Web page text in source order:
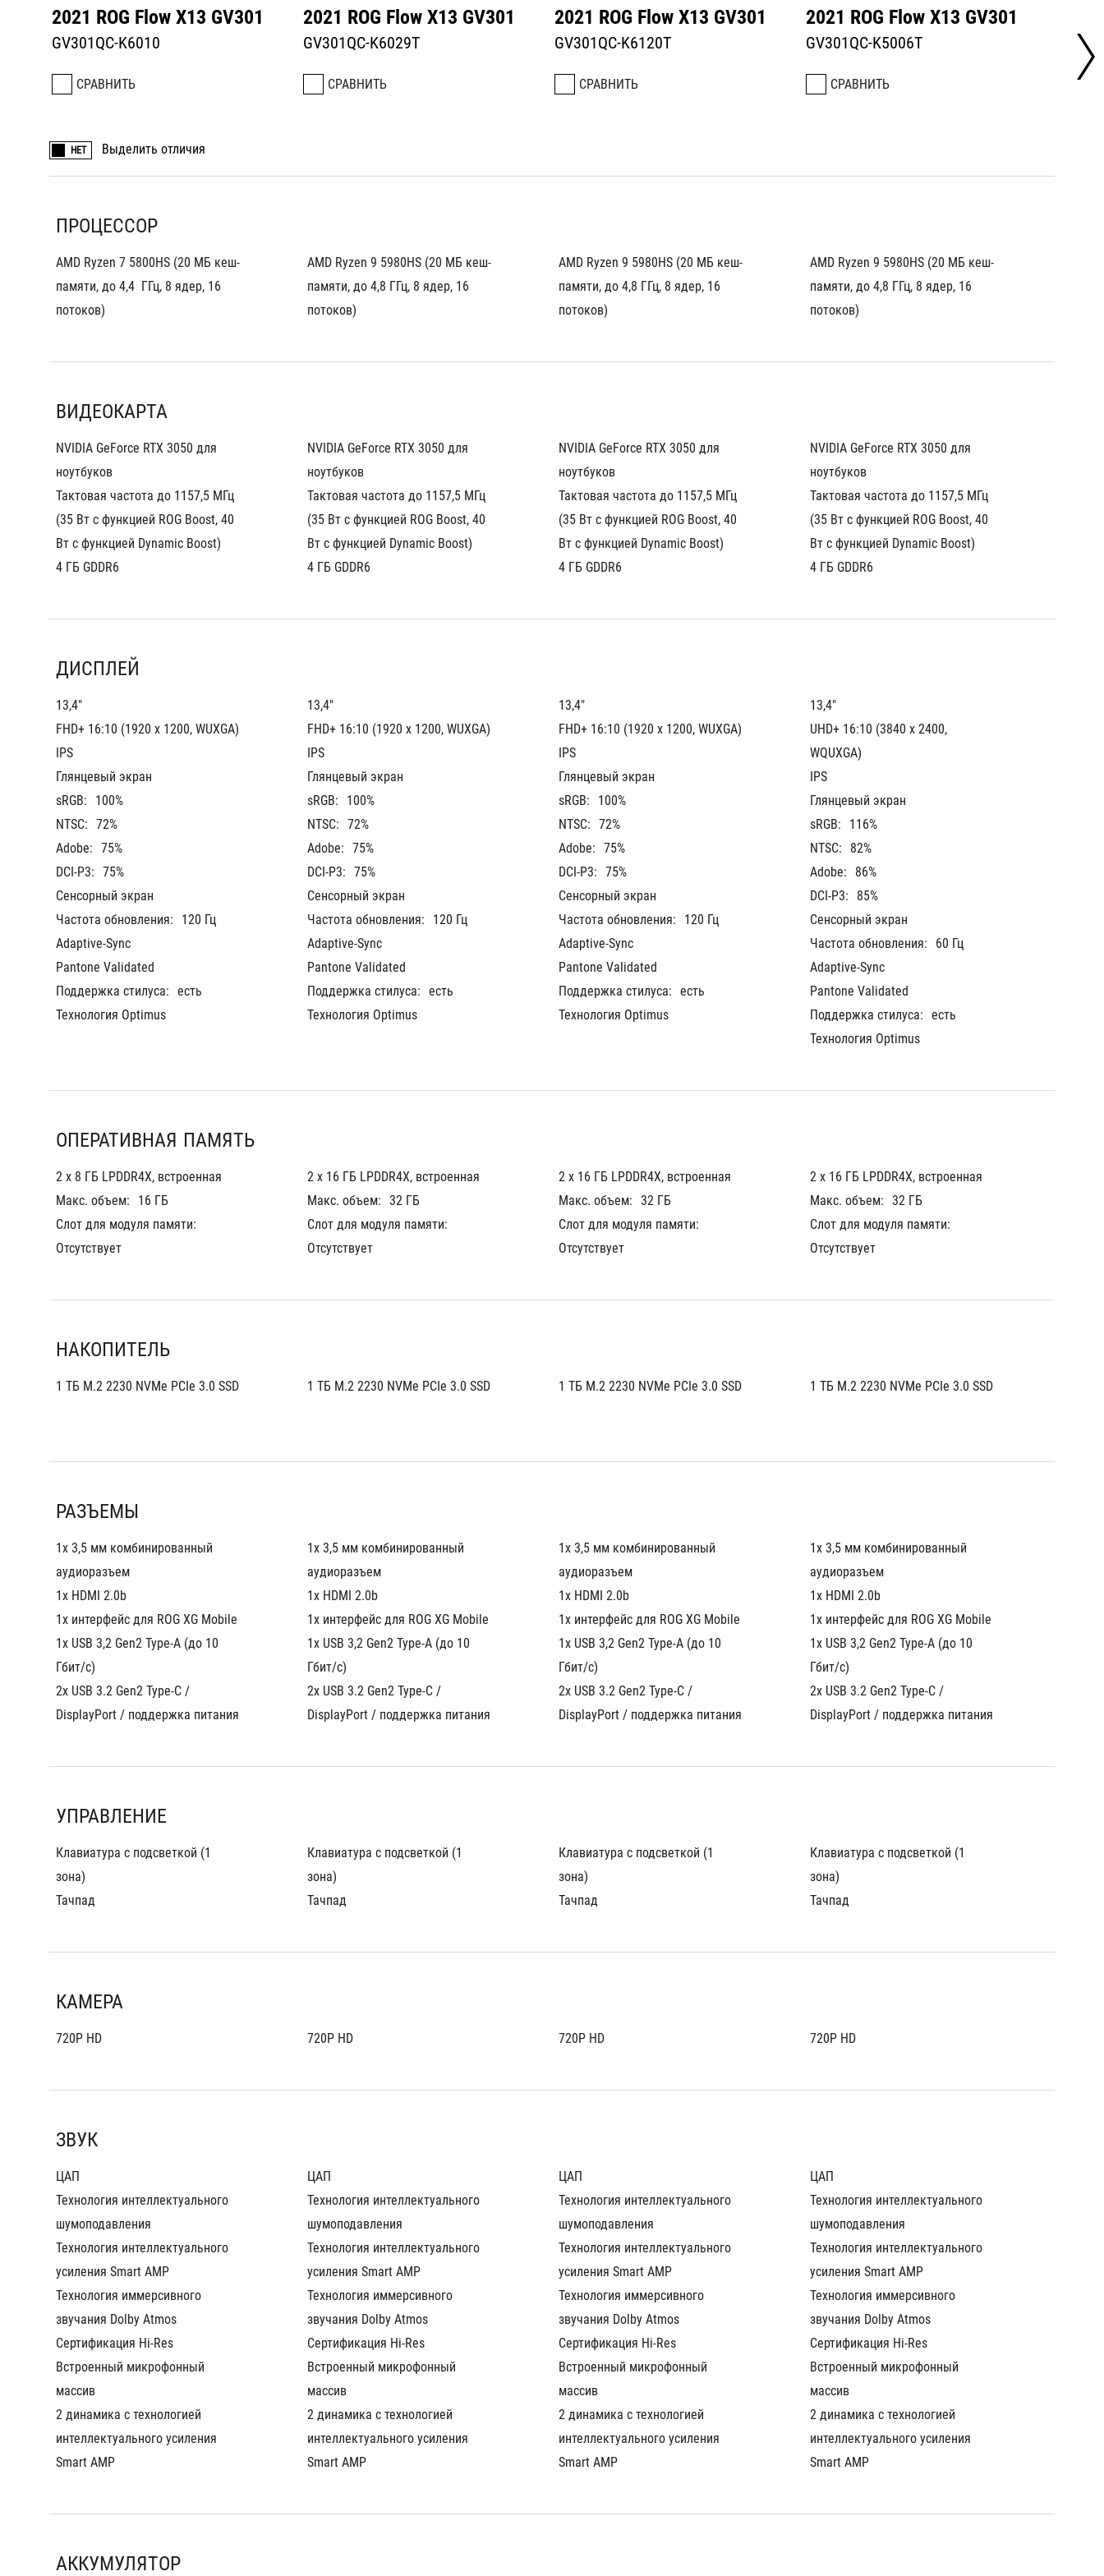
2021 ROG Flow X13 GV301
GV301QC-K6010
СРАВНИТЬ
2021 ROG Flow X13 GV301
GV301QC-K6029T
СРАВНИТЬ
2021 ROG Flow X13 GV301
GV301QC-K6120T
СРАВНИТЬ
2021 ROG Flow X13 GV301
GV301QC-K5006T
СРАВНИТЬ
НЕТ Выделить отличия
ПРОЦЕССОР
AMD Ryzen 7 5800HS (20 МБ кеш-
памяти, до 4,4  ГГц, 8 ядер, 16
потоков)
AMD Ryzen 9 5980HS (20 МБ кеш-
памяти, до 4,8 ГГц, 8 ядер, 16
потоков)
AMD Ryzen 9 5980HS (20 МБ кеш-
памяти, до 4,8 ГГц, 8 ядер, 16
потоков)
AMD Ryzen 9 5980HS (20 МБ кеш-
памяти, до 4,8 ГГц, 8 ядер, 16
потоков)
ВИДЕОКАРТА
NVIDIA GeForce RTX 3050 для
ноутбуков
Тактовая частота до 1157,5 МГц
(35 Вт с функцией ROG Boost, 40
Вт с функцией Dynamic Boost)
4 ГБ GDDR6
NVIDIA GeForce RTX 3050 для
ноутбуков
Тактовая частота до 1157,5 МГц
(35 Вт с функцией ROG Boost, 40
Вт с функцией Dynamic Boost)
4 ГБ GDDR6
NVIDIA GeForce RTX 3050 для
ноутбуков
Тактовая частота до 1157,5 МГц
(35 Вт с функцией ROG Boost, 40
Вт с функцией Dynamic Boost)
4 ГБ GDDR6
NVIDIA GeForce RTX 3050 для
ноутбуков
Тактовая частота до 1157,5 МГц
(35 Вт с функцией ROG Boost, 40
Вт с функцией Dynamic Boost)
4 ГБ GDDR6
ДИСПЛЕЙ
13,4"
FHD+ 16:10 (1920 x 1200, WUXGA)
IPS
Глянцевый экран
sRGB:
100%
NTSC: 72%
Adobe: 75%
DCI-P3: 75%
Сенсорный экран
Частота обновления:
120 Гц
Adaptive-Sync
Pantone Validated
Поддержка стилуса: есть
Технология Optimus
13,4"
FHD+ 16:10 (1920 x 1200, WUXGA)
IPS
Глянцевый экран
sRGB:
100%
NTSC: 72%
Adobe: 75%
DCI-P3: 75%
Сенсорный экран
Частота обновления:
120 Гц
Adaptive-Sync
Pantone Validated
Поддержка стилуса: есть
Технология Optimus
13,4"
FHD+ 16:10 (1920 x 1200, WUXGA)
IPS
Глянцевый экран
sRGB:
100%
NTSC: 72%
Adobe: 75%
DCI-P3: 75%
Сенсорный экран
Частота обновления:
120 Гц
Adaptive-Sync
Pantone Validated
Поддержка стилуса: есть
Технология Optimus
13,4"
UHD+ 16:10 (3840 x 2400,
WQUXGA)
IPS
Глянцевый экран
sRGB:
116%
NTSC:
82%
Adobe:
86%
DCI-P3:
85%
Сенсорный экран
Частота обновления:
60 Гц
Adaptive-Sync
Pantone Validated
Поддержка стилуса: есть
Технология Optimus
ОПЕРАТИВНАЯ ПАМЯТЬ
2 х 8 ГБ LPDDR4X, встроенная
Макс. объем:
16 ГБ
Слот для модуля памяти:
Отсутствует
2 х 16 ГБ LPDDR4X, встроенная
Макс. объем: 32 ГБ
Слот для модуля памяти:
Отсутствует
2 х 16 ГБ LPDDR4X, встроенная
Макс. объем: 32 ГБ
Слот для модуля памяти:
Отсутствует
2 х 16 ГБ LPDDR4X, встроенная
Макс. объем: 32 ГБ
Слот для модуля памяти:
Отсутствует
НАКОПИТЕЛЬ
1 ТБ M.2 2230 NVMe PCIe 3.0 SSD 1 ТБ M.2 2230 NVMe PCIe 3.0 SSD 1 ТБ M.2 2230 NVMe PCIe 3.0 SSD 1 ТБ M.2 2230 NVMe PCIe 3.0 SSD
РАЗЪЕМЫ
1x 3,5 мм комбинированный
аудиоразъем
1x HDMI 2.0b
1x интерфейс для ROG XG Mobile
1x USB 3,2 Gen2 Type-A (до 10
Гбит/с)
2x USB 3.2 Gen2 Type-C /
1x 3,5 мм комбинированный
аудиоразъем
1x HDMI 2.0b
1x интерфейс для ROG XG Mobile
1x USB 3,2 Gen2 Type-A (до 10
Гбит/с)
2x USB 3.2 Gen2 Type-C /
1x 3,5 мм комбинированный
аудиоразъем
1x HDMI 2.0b
1x интерфейс для ROG XG Mobile
1x USB 3,2 Gen2 Type-A (до 10
Гбит/с)
2x USB 3.2 Gen2 Type-C /
1x 3,5 мм комбинированный
аудиоразъем
1x HDMI 2.0b
1x интерфейс для ROG XG Mobile
1x USB 3,2 Gen2 Type-A (до 10
Гбит/с)
2x USB 3.2 Gen2 Type-C /
УПРАВЛЕНИЕ
Клавиатура с подсветкой (1
зона)
Тачпад
Клавиатура с подсветкой (1
зона)
Тачпад
Клавиатура с подсветкой (1
зона)
Тачпад
Клавиатура с подсветкой (1
зона)
Тачпад
КАМЕРА
720P HD 720P HD 720P HD 720P HD
ЗВУК
ЦАП
Технология интеллектуального
шумоподавления
Технология интеллектуального
усиления Smart AMP
Технология иммерсивного
звучания Dolby Atmos
Сертификация Hi-Res
Встроенный микрофонный
массив
2 динамика с технологией
интеллектуального усиления
Smart AMP
ЦАП
Технология интеллектуального
шумоподавления
Технология интеллектуального
усиления Smart AMP
Технология иммерсивного
звучания Dolby Atmos
Сертификация Hi-Res
Встроенный микрофонный
массив
2 динамика с технологией
интеллектуального усиления
Smart AMP
ЦАП
Технология интеллектуального
шумоподавления
Технология интеллектуального
усиления Smart AMP
Технология иммерсивного
звучания Dolby Atmos
Сертификация Hi-Res
Встроенный микрофонный
массив
2 динамика с технологией
интеллектуального усиления
Smart AMP
ЦАП
Технология интеллектуального
шумоподавления
Технология интеллектуального
усиления Smart AMP
Технология иммерсивного
звучания Dolby Atmos
Сертификация Hi-Res
Встроенный микрофонный
массив
2 динамика с технологией
интеллектуального усиления
Smart AMP
АККУМУЛЯТОР